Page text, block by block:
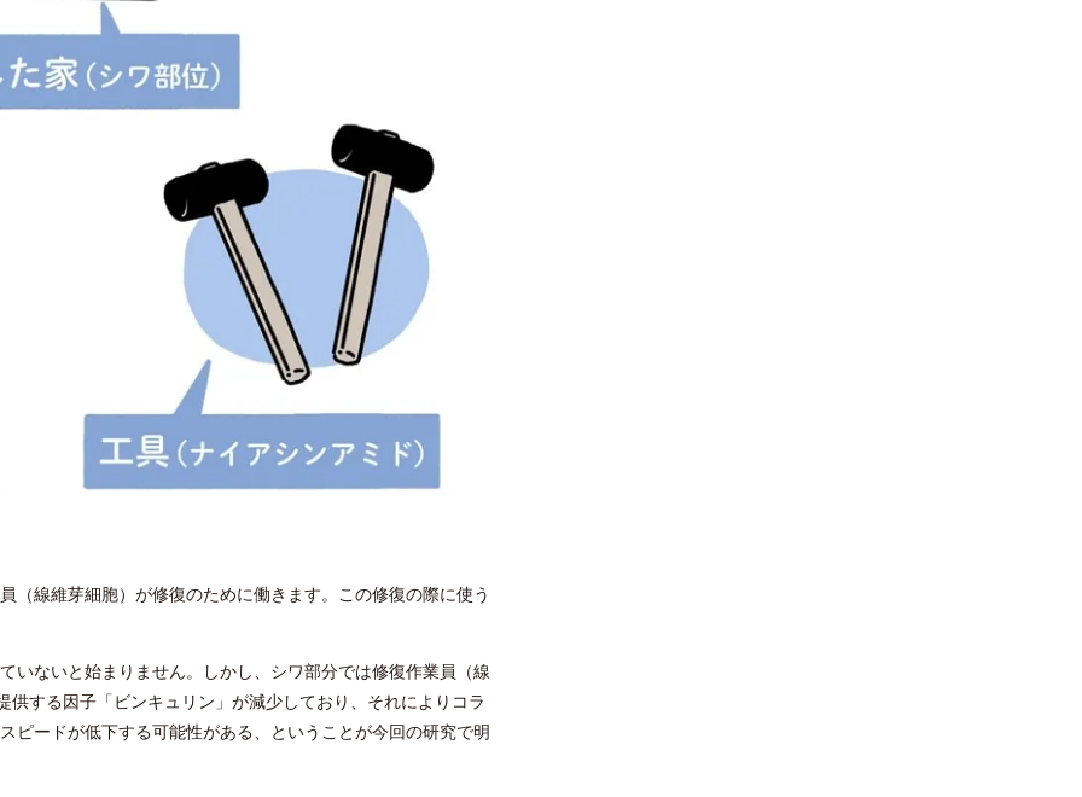
（線維芽細胞）が修復のために働きます。この修復の際に使う
いないと始まりません。しかし、シワ部分では修復作業員（線
する因子「ビンキュリン」が減少しており、それによりコラ
ピードが低下する可能性がある、ということが今回の研究で明